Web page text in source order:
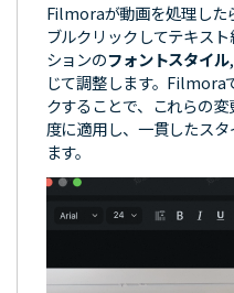
Filmoraが動画を処理した
ブルクリックしてテキス
ションのフォントスタイル,
じて調整します。Filmora
クすることで、これらの
度に適用し、一貫したス
ます。